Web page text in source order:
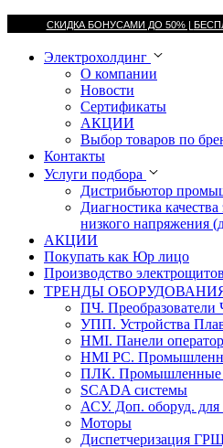
СКИДКА БОНУСАМИ ДО 50% |
Электрохолдинг
О компании
Новости
Сертификаты
АКЦИИ
Выбор товаров по
Контакты
Услуги подбора
Дистрибьютор
Диагностика
низкого напряжения
АКЦИИ
Покупать как Юр лицо
Производство
ТРЕНДЫ
ПЧ. Преобразователи
УПП. Устройства
HMI. Панели
HMI РС.
ПЛК. Промышленные
SCADA системы
АСУ. Доп. оборуд.
Моторы
Диспетчеризация